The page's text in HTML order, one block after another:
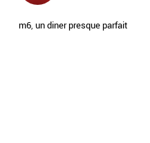
m6,un diner presque parfait